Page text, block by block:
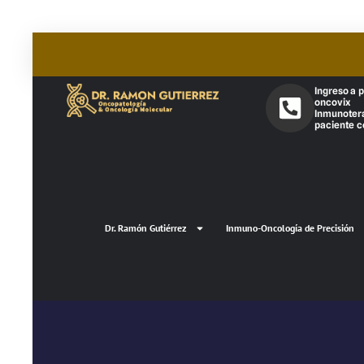
Ingreso a
oncovix
paciente
Dr. Ramón Gutiérrez Inmuno-Oncología de Precisión